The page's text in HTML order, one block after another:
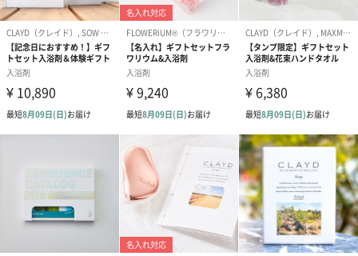
作り方は簡単。水に混ぜるだけ！顔やボディにたっぷりパック
し、ラグジュアリーな「ホームスパ」を楽しんでいただけます。
毛穴の汚れや開きが気になる部分、乾燥やツヤ不足が気になる部
分、日焼けした時、肌への刺激が気になるところにも。